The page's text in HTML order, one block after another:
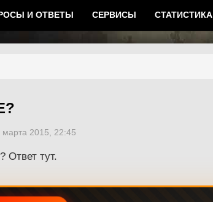
И ОТВЕТЫ СЕРВИСЫ СТАТИСТИКА
марта 2015, 22:45
Ответ тут.